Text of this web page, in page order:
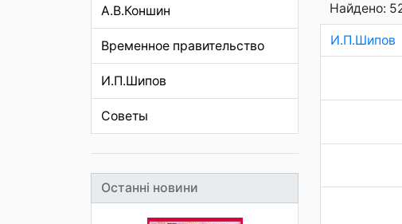
А.В.Коншин
Временное правительство
И.П.Шипов
Советы
Останні новини
Найдено:
И.П.Шипов